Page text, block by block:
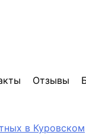
Отзывы
в Куровском